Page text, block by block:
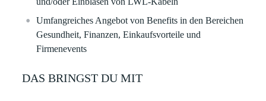
Umfangreiches Angebot von Benefits in den Bereichen
Gesundheit, Finanzen, Einkaufsvorteile und
Firmenevents
DAS BRINGST DU MIT